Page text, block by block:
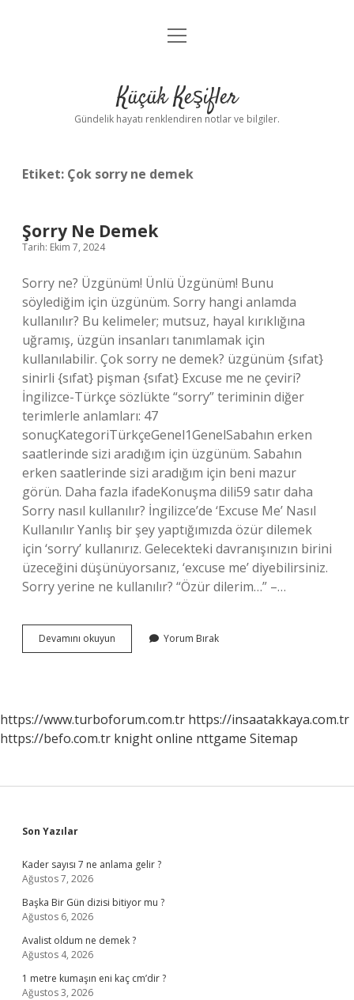
Anasayfa
Yasal Uyarı
menüyü
Küçük Keşifler
Gündelik hayatı renklendiren notlar ve bilgiler.
Etiket: Çok sorry ne demek
Şorry Ne Demek
Tarih: Ekim 7, 2024
Sorry ne? Üzgünüm! Ünlü Üzgünüm! Bunu
söylediğim için üzgünüm. Sorry hangi anlamda
kullanılır? Bu kelimeler; mutsuz, hayal kırıklığına
uğramış, üzgün insanları tanımlamak için
kullanılabilir. Çok sorry ne demek? üzgünüm {sıfat}
sinirli {sıfat} pişman {sıfat} Excuse me ne çeviri?
İngilizce-Türkçe sözlükte “sorry” teriminin diğer
terimlerle anlamları: 47
sonuçKategoriTürkçeGenel1GenelSabahın erken
saatlerinde sizi aradığım için üzgünüm. Sabahın
erken saatlerinde sizi aradığım için beni mazur
görün. Daha fazla ifadeKonuşma dili59 satır daha
Sorry nasıl kullanılır? İngilizce’de ‘Excuse Me’ Nasıl
Kullanılır Yanlış bir şey yaptığımızda özür dilemek
için ‘sorry’ kullanırız. Gelecekteki davranışınızın birini
üzeceğini düşünüyorsanız, ‘excuse me’ diyebilirsiniz.
Sorry yerine ne kullanılır? “Özür dilerim…” –…
Devamını okuyun
Ne
Yorum Bırak
https://www.turboforum.com.tr https://insaatakkaya.com.tr
https://befo.com.tr knight online nttgame Sitemap
Sidebar
Son Yazılar
Kader sayısı 7 ne anlama gelir ?
Ağustos 7, 2026
Başka Bir Gün dizisi bitiyor mu ?
Ağustos 6, 2026
Avalist oldum ne demek ?
Ağustos 4, 2026
1 metre kumaşın eni kaç cm’dir ?
Ağustos 3, 2026